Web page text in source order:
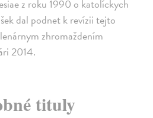
z roku 1990 o katolíckych
dal podnet k revízii tejto
zhromaždením
2014.
tituly